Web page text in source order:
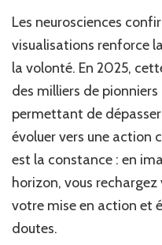
Les neurosciences
visualisations renforce
la volonté. En 2025,
des milliers de
permettant de
évoluer vers une action
est la constance : en
horizon, vous
votre mise en action et
doutes.